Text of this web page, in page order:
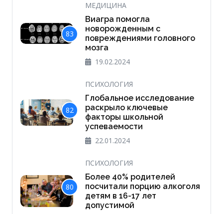
83
МЕДИЦИНА
Виагра помогла
новорожденным с
повреждениями головного
мозга
19.02.2024
82
ПСИХОЛОГИЯ
Глобальное исследование
раскрыло ключевые
факторы школьной
успеваемости
22.01.2024
80
ПСИХОЛОГИЯ
Более 40% родителей
посчитали порцию алкоголя
детям в 16-17 лет
допустимой